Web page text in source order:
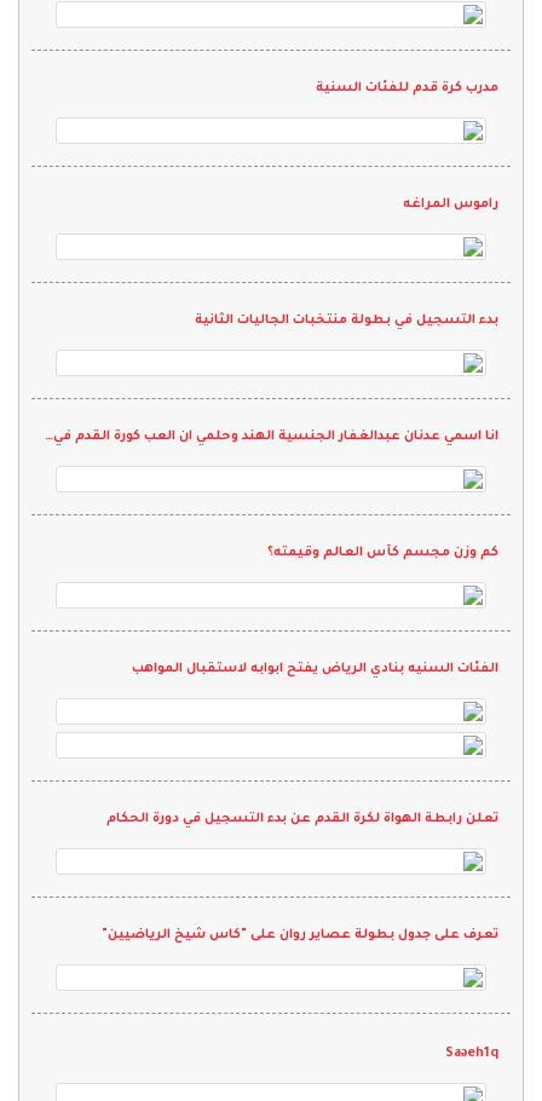
مدرب كرة قدم للفئات السنية
راموس المراغه
بدء التسجيل في بطولة منتخبات الجاليات الثانية
انا اسمي عدنان عبدالغفار الجنسية الهند وحلمي ان العب كورة القدم في نادي واقدم كل م لدي ويارب انها تححق
كم وزن مجسم كأس العالم وقيمته؟
الفئات السنيه بنادي الرياض يفتح ابوابه لاستقبال المواهب
تعلن رابطة الهواة لكرة القدم عن بدء التسجيل في دورة الحكام
تعرف على جدول بطولة عصاير روان على "كاس شيخ الرياضيين"
Saəeh1q